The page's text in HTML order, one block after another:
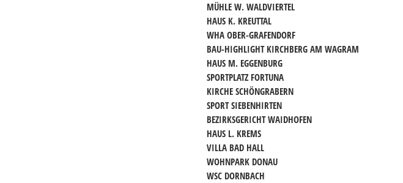
MÜHLE W. WALDVIERTEL
HAUS K. KREUTTAL
WHA OBER-GRAFENDORF
BAU-HIGHLIGHT KIRCHBERG AM WAGRAM
HAUS M. EGGENBURG
SPORTPLATZ FORTUNA
KIRCHE SCHÖNGRABERN
SPORT SIEBENHIRTEN
BEZIRKSGERICHT WAIDHOFEN
HAUS L. KREMS
VILLA BAD HALL
WOHNPARK DONAU
WSC DORNBACH